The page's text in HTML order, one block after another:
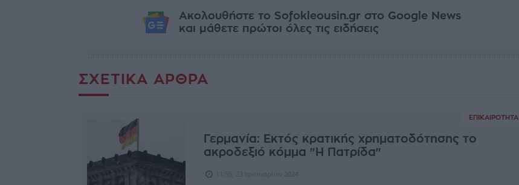
Ακολουθήστε το Sofokleousin.gr στο Google News
και μάθετε πρώτοι όλες τις ειδήσεις
ΣΧΕΤΙΚΆ ΆΡΘΡΑ
ΕΠΙΚΑΙΡΌΤΗΤΑ
Γερμανία: Εκτός κρατικής χρηματοδότησης το
ακροδεξιό κόμμα "Η Πατρίδα"